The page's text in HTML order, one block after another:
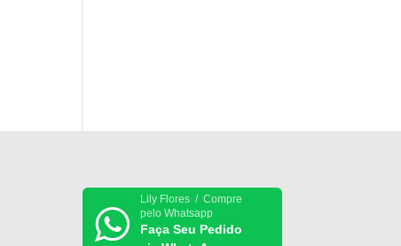
Lily Flores / Compre
pelo Whatsapp
Faça Seu Pedido